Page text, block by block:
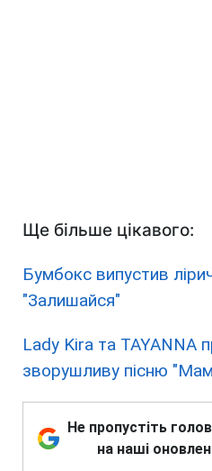
Ще більше цікавого:
Бумбокс випустив
"Залишайся"
Lady Kira та TAYANNA
зворушливу пісню
Не пропустіть
на наші